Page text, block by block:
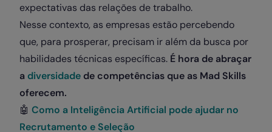
expectativas das relações de trabalho.
Nesse contexto, as empresas estão percebendo
que, para prosperar, precisam ir além da busca por
habilidades técnicas específicas. É hora de abraçar
a diversidade de competências que as Mad Skills
oferecem.
🤖 Como a Inteligência Artificial pode ajudar no
Recrutamento e Seleção